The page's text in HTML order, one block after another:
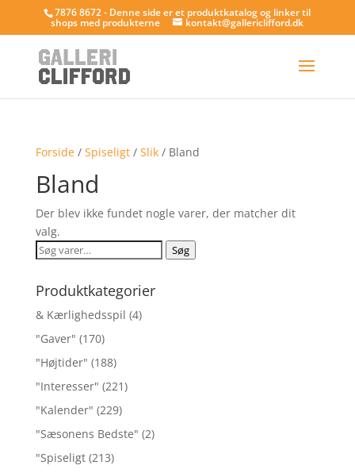
7876 8672 - Denne side er et produktkatalog og linker til
shops med produkterne kontakt@gallericlifford.dk
Forside/ Spiseligt/ Slik/ Bland
Bland
Der blev ikke fundet nogle varer, der matcher dit
valg.
Søg
Søg
Produktkategorier
& Kærlighedsspil (4)
"Gaver" (170)
"Højtider" (188)
"Interesser" (221)
"Kalender" (229)
"Sæsonens Bedste" (2)
"Spiseligt (213)